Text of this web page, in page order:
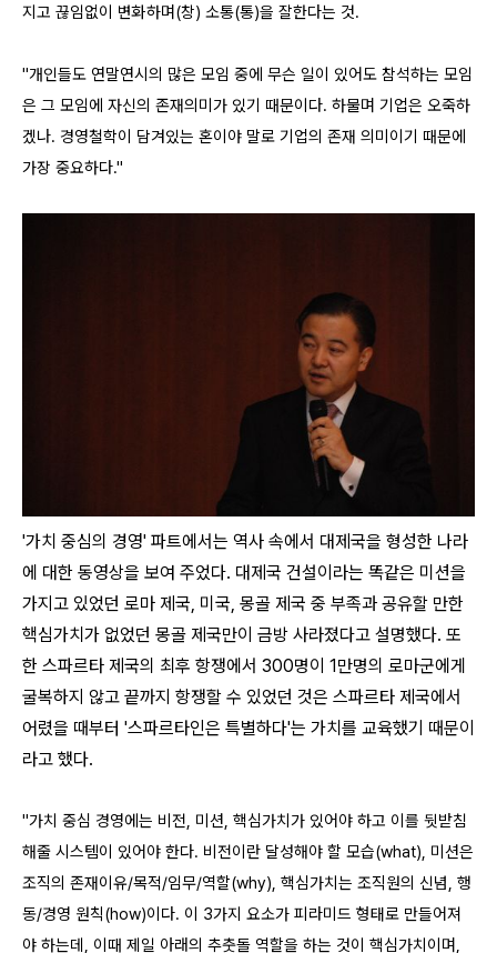
지고 끊임없이 변화하며(창) 소통(통)을 잘한다는 것.
"개인들도 연말연시의 많은 모임 중에 무슨 일이 있어도 참석하는 모임
은 그 모임에 자신의 존재의미가 있기 때문이다. 하물며 기업은 오죽하
겠나. 경영철학이 담겨있는 혼이야 말로 기업의 존재 의미이기 때문에
가장 중요하다."
'가치 중심의 경영' 파트에서는 역사 속에서 대제국을 형성한 나라
에 대한 동영상을 보여 주었다. 대제국 건설이라는 똑같은 미션을
가지고 있었던 로마 제국, 미국, 몽골 제국 중 부족과 공유할 만한
핵심가치가 없었던 몽골 제국만이 금방 사라졌다고 설명했다. 또
한 스파르타 제국의 최후 항쟁에서 300명이 1만명의 로마군에게
굴복하지 않고 끝까지 항쟁할 수 있었던 것은 스파르타 제국에서
어렸을 때부터 '스파르타인은 특별하다'는 가치를 교육했기 때문이
라고 했다.
"가치 중심 경영에는 비전, 미션, 핵심가치가 있어야 하고 이를 뒷받침
해줄 시스템이 있어야 한다. 비전이란 달성해야 할 모습(what), 미션은
조직의 존재이유/목적/임무/역할(why), 핵심가치는 조직원의 신념, 행
동/경영 원칙(how)이다. 이 3가지 요소가 피라미드 형태로 만들어져
야 하는데, 이때 제일 아래의 추춧돌 역할을 하는 것이 핵심가치이며,